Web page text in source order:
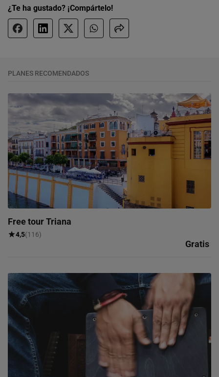
¿Te ha gustado? ¡Compártelo!
PLANES RECOMENDADOS
Free tour Triana
4,5(116)
Gratis